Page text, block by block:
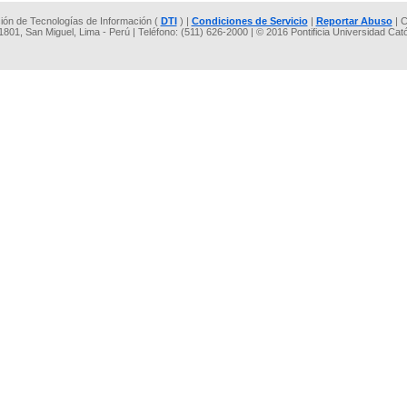
de Tecnologías de Información ( DTI) | Condiciones de Servicio| Reportar Abuso|
San Miguel, Lima - Perú | Teléfono: (511) 626-2000 | © 2016 Pontificia Universidad